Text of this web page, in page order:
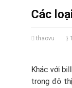
Các
thaovu
Khác với
trong đô